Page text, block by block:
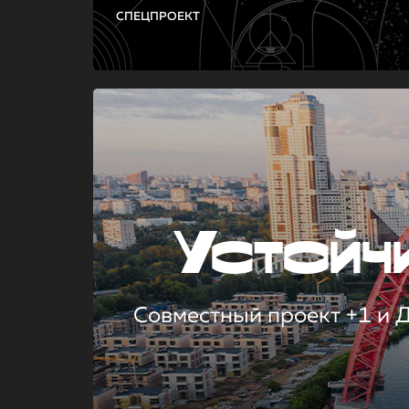
СПЕЦПРОЕКТ
Совместный проект +1 и